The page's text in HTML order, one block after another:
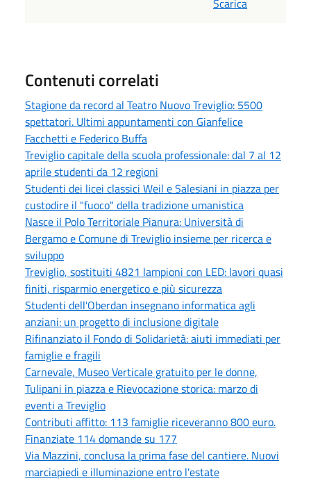
Contenuti correlati
Stagione da record al Teatro Nuovo Treviglio: 5500
spettatori. Ultimi appuntamenti con Gianfelice
Facchetti e Federico Buffa
Treviglio capitale della scuola professionale: dal 7 al 12
aprile studenti da 12 regioni
Studenti dei licei classici Weil e Salesiani in piazza per
custodire il "fuoco" della tradizione umanistica
Nasce il Polo Territoriale Pianura: Università di
Bergamo e Comune di Treviglio insieme per ricerca e
sviluppo
Treviglio, sostituiti 4821 lampioni con LED: lavori quasi
finiti, risparmio energetico e più sicurezza
Studenti dell'Oberdan insegnano informatica agli
anziani: un progetto di inclusione digitale
Rifinanziato il Fondo di Solidarietà: aiuti immediati per
famiglie e fragili
Carnevale, Museo Verticale gratuito per le donne,
Tulipani in piazza e Rievocazione storica: marzo di
eventi a Treviglio
Contributi affitto: 113 famiglie riceveranno 800 euro.
Finanziate 114 domande su 177
Via Mazzini, conclusa la prima fase del cantiere. Nuovi
marciapiedi e illuminazione entro l'estate